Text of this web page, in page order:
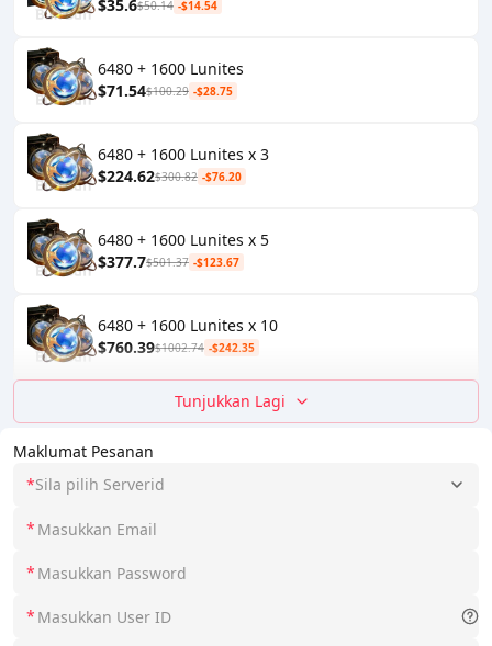
Maklumat Pesanan
*Sila pilih Serverid
*
*
*
$35.6$50.14 -$14.54
6480 + 1600 Lunites
$71.54$100.29 -$28.75
6480 + 1600 Lunites x 3
$224.62$300.82 -$76.20
6480 + 1600 Lunites x 5
$377.7$501.37 -$123.67
6480 + 1600 Lunites x 10
$760.39$1002.74 -$242.35
Tunjukkan Lagi